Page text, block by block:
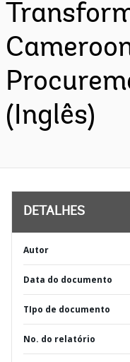
(Inglês)
DETALHES
Autor
Data do documento
TIpo de documento
No. do relatório